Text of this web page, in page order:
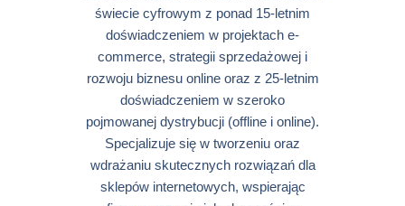
świecie cyfrowym z ponad 15-letnim
doświadczeniem w projektach e-
commerce, strategii sprzedażowej i
rozwoju biznesu online oraz z 25-letnim
doświadczeniem w szeroko
pojmowanej dystrybucji (offline i online).
Specjalizuje się w tworzeniu oraz
wdrażaniu skutecznych rozwiązań dla
sklepów internetowych, wspierając